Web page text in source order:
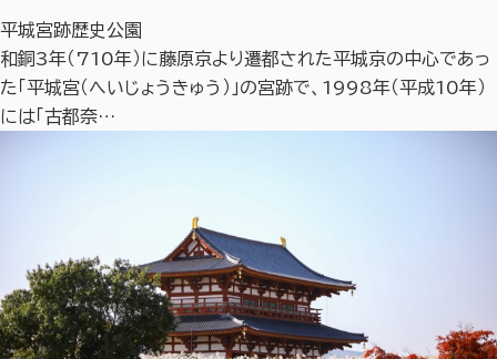
平城宮跡歴史公園
和銅3年（710年）に藤原京より遷都された平城京の中心であっ
た「平城宮（へいじょうきゅう）」の宮跡で、1998年（平成10年）
には「古都奈…